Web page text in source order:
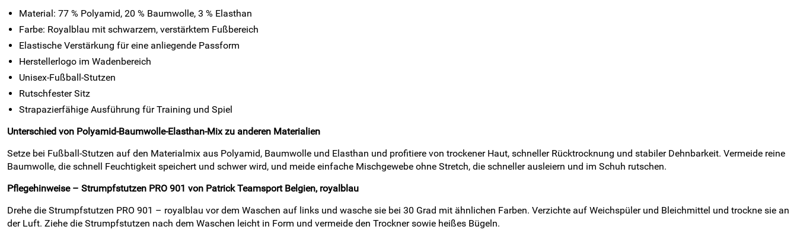
Material: 77 % Polyamid, 20 % Baumwolle, 3 % Elasthan
Farbe: Royalblau mit schwarzem, verstärktem Fußbereich
Elastische Verstärkung für eine anliegende Passform
Herstellerlogo im Wadenbereich
Unisex-Fußball-Stutzen
Rutschfester Sitz
Strapazierfähige Ausführung für Training und Spiel
Unterschied von Polyamid-Baumwolle-Elasthan-Mix zu anderen Materialien
Setze bei Fußball-Stutzen auf den Materialmix aus Polyamid, Baumwolle und Elasthan und profitiere von trockener Haut, schneller Rücktrocknung und stabiler Dehnbarkeit. Vermeide reine
Baumwolle, die schnell Feuchtigkeit speichert und schwer wird, und meide einfache Mischgewebe ohne Stretch, die schneller ausleiern und im Schuh rutschen.
Pflegehinweise – Strumpfstutzen PRO 901 von Patrick Teamsport Belgien, royalblau
Drehe die Strumpfstutzen PRO 901 – royalblau vor dem Waschen auf links und wasche sie bei 30 Grad mit ähnlichen Farben. Verzichte auf Weichspüler und Bleichmittel und trockne sie an
der Luft. Ziehe die Strumpfstutzen nach dem Waschen leicht in Form und vermeide den Trockner sowie heißes Bügeln.